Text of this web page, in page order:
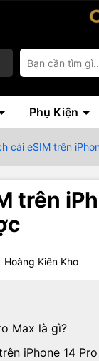
Phụ Kiện
cài eSIM trên
trên
Hoàng Kiên Kho
Max là gì?
iPhone 14